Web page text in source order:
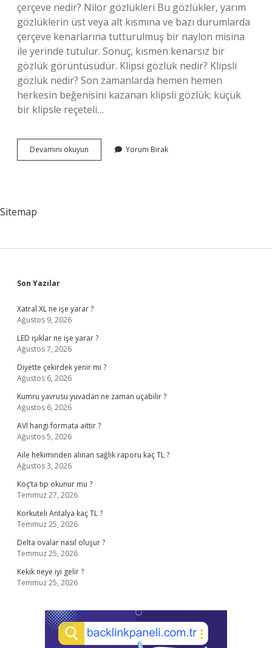
çerçeve nedir? Nilor gözlükleri Bu gözlükler, yarım
gözlüklerin üst veya alt kısmına ve bazı durumlarda
çerçeve kenarlarına tutturulmuş bir naylon misina
ile yerinde tutulur. Sonuç, kısmen kenarsız bir
gözlük görüntüsüdür. Klipsi gözlük nedir? Klipsli
gözlük nedir? Son zamanlarda hemen hemen
herkesin beğenisini kazanan klipsli gözlük; küçük
bir klipsle reçeteli…
Devamını okuyun
Çerçeve
Yorum Bırak
Sitemap
Sidebar
Son Yazılar
Xatral XL ne işe yarar ?
Ağustos 9, 2026
LED ışıklar ne işe yarar ?
Ağustos 7, 2026
Diyette çekirdek yenir mi ?
Ağustos 6, 2026
Kumru yavrusu yuvadan ne zaman uçabilir ?
Ağustos 6, 2026
AVI hangi formata aittir ?
Ağustos 5, 2026
Aile hekiminden alınan sağlık raporu kaç TL ?
Ağustos 3, 2026
Koç’ta tıp okunur mu ?
Temmuz 27, 2026
Korkuteli Antalya kaç TL ?
Temmuz 25, 2026
Delta ovalar nasıl oluşur ?
Temmuz 25, 2026
Kekik neye iyi gelir ?
Temmuz 25, 2026